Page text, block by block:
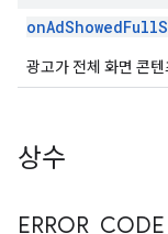
광고가 전체 화면 콘
상수
ERROR CODE